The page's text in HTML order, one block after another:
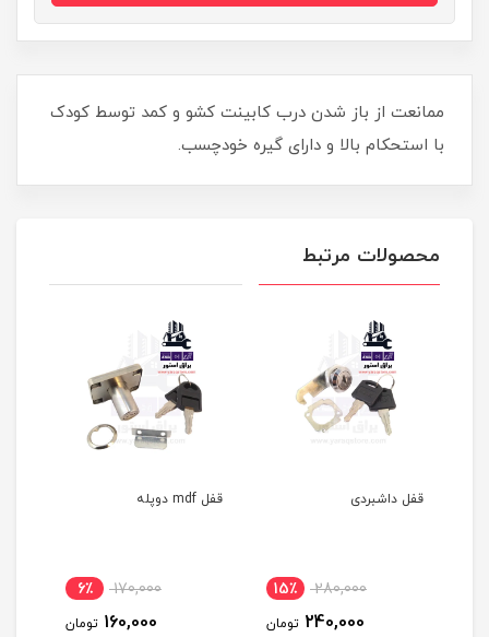
ممانعت از باز شدن درب کابینت کشو و کمد توسط کودک
با استحکام بالا و دارای گیره خودچسب.
محصولات مرتبط
قفل داشبردی
280,000 15٪
240,000 تومان
قفل mdf دوپله
170,000 6٪
160,000 تومان